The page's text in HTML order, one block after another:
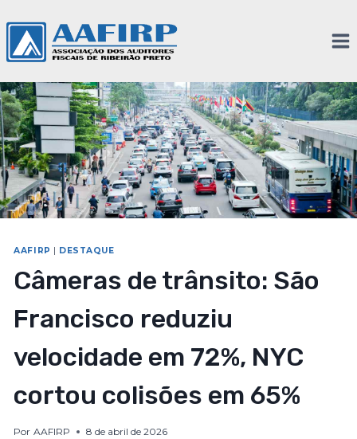
AAFIRP DESTAQUE
Câmeras de trânsito: São
Francisco reduziu
velocidade em 72%, NYC
cortou colisões em 65%
Por AAFIRP 8 de abril de 2026